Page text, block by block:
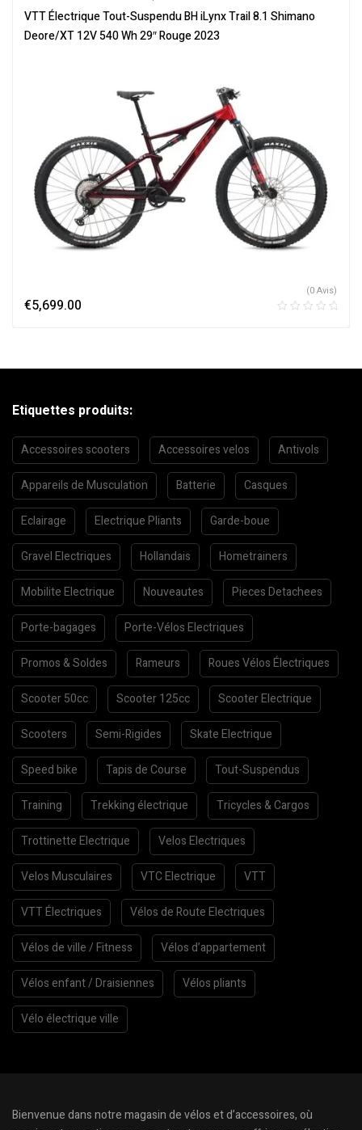
Tout-Suspendus,Vélo électrique ville,Velos Electriques,VTT
Électriques
VTT Électrique Tout-Suspendu BH iLynx Trail 8.1 Shimano
Deore/XT 12V 540 Wh 29″ Rouge 2023
€5,699.00
(0 Avis)
Etiquettes produits:
Accessoires scooters Accessoires velos Antivols
Appareils de Musculation Batterie Casques
Eclairage Electrique Pliants Garde-boue
Gravel Electriques Hollandais Hometrainers
Mobilite Electrique Nouveautes Pieces Detachees
Porte-bagages Porte-Vélos Electriques
Promos & Soldes Rameurs Roues Vélos Électriques
Scooter 50cc Scooter 125cc Scooter Electrique
Scooters Semi-Rigides Skate Electrique
Speed bike Tapis de Course Tout-Suspendus
Training Trekking électrique Tricycles & Cargos
Trottinette Electrique Velos Electriques
Velos Musculaires VTC Electrique VTT
VTT Électriques Vélos de Route Electriques
Vélos de ville / Fitness Vélos d’appartement
Vélos enfant / Draisiennes Vélos pliants
Vélo électrique ville
Bienvenue dans notre magasin de vélos et d’accessoires, où